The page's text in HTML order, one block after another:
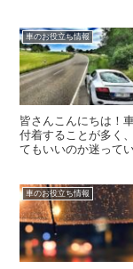
車のお役立ち情報
皆さんこんにちは！
付着することが多く
てもいいのか迷って
車のお役立ち情報